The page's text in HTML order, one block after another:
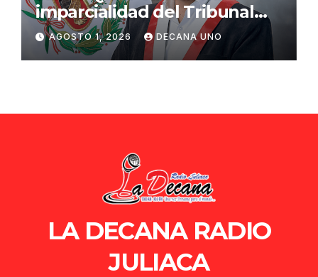
imparcialidad del Tribunal
Constitucional tras liberación
de Ollanta Humala
AGOSTO 1, 2026 DECANA UNO
LA DECANA RADIO
JULIACA